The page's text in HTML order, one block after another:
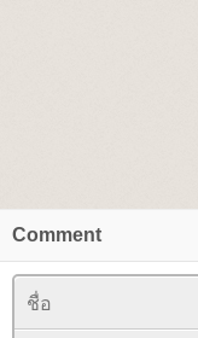
Comment